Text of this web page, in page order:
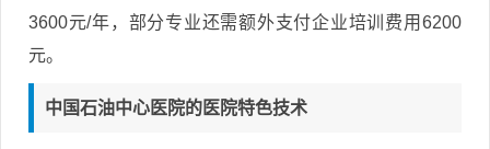
3600元/年，部分专业还需额外支付企业培训费用6200
元。
中国石油中心医院的医院特色技术